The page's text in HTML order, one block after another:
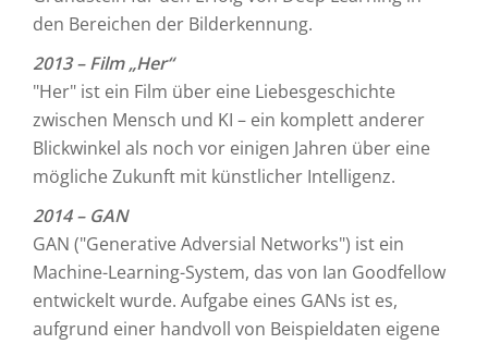
den Bereichen der Bilderkennung.
2013 – Film „Her“
"Her" ist ein Film über eine Liebesgeschichte
zwischen Mensch und KI – ein komplett anderer
Blickwinkel als noch vor einigen Jahren über eine
mögliche Zukunft mit künstlicher Intelligenz.
2014 – GAN
GAN ("Generative Adversial Networks") ist ein
Machine-Learning-System, das von Ian Goodfellow
entwickelt wurde. Aufgabe eines GANs ist es,
aufgrund einer handvoll von Beispieldaten eigene